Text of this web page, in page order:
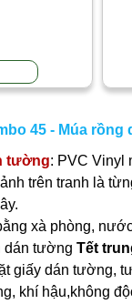
45 - Múa
tường: PVC Vinyl
trên tranh là
xà phòng,
dán tường Tết
giấy dán tường,
khí hậu,không